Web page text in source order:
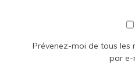
Prévenez-moi de tous les
par e-